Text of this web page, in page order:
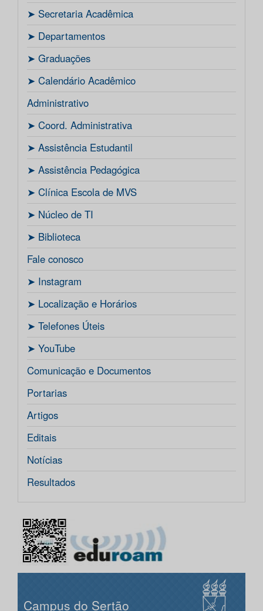
ㅤㅤ➤ Secretaria Acadêmica
ㅤ➤ Departamentos
ㅤ➤ Graduações
ㅤ➤ Calendário Acadêmico
Administrativo
ㅤ➤ Coord. Administrativa
ㅤ➤ Assistência Estudantil
ㅤ➤ Assistência Pedagógica
ㅤ➤ Clínica Escola de MVS
ㅤ➤ Núcleo de TI
ㅤ➤ Biblioteca
Fale conosco
ㅤ➤ Instagram
ㅤ➤ Localização e Horários
ㅤ➤ Telefones Úteis
ㅤ➤ YouTube
Comunicação e Documentos
Portarias
Artigos
Editais
Notícias
Resultados
Campus do Sertão